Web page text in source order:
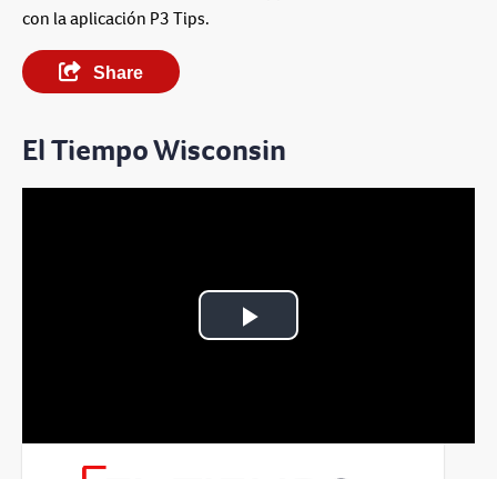
con la aplicación P3 Tips.
Share
El Tiempo Wisconsin
Play